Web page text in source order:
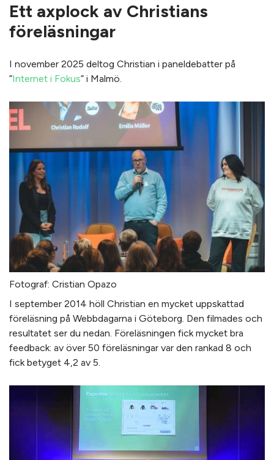
Ett axplock av Christians
föreläsningar
I november 2025 deltog Christian i paneldebatter på
”Internet i Fokus” i Malmö.
Fotograf: Cristian Opazo
I september 2014 höll Christian en mycket uppskattad
föreläsning på Webbdagarna i Göteborg. Den filmades och
resultatet ser du nedan. Föreläsningen fick mycket bra
feedback: av över 50 föreläsningar var den rankad 8 och
fick betyget 4,2 av 5.